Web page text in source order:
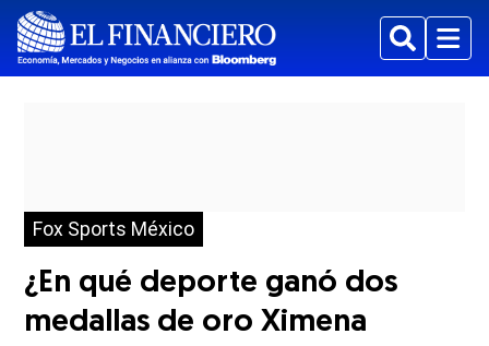
BuscarMenu
Fox Sports México
¿En qué deporte ganó dos
medallas de oro Ximena